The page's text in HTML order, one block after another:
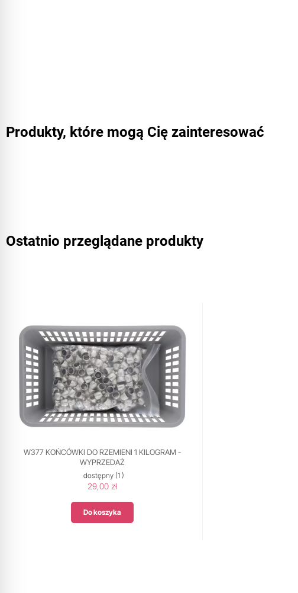
Produkty, które mogą Cię zainteresować
Ostatnio przeglądane produkty
W377 KOŃCÓWKI DO RZEMIENI 1 KILOGRAM -
WYPRZEDAŻ
dostępny (1 )
29,00 zł
Do koszyka